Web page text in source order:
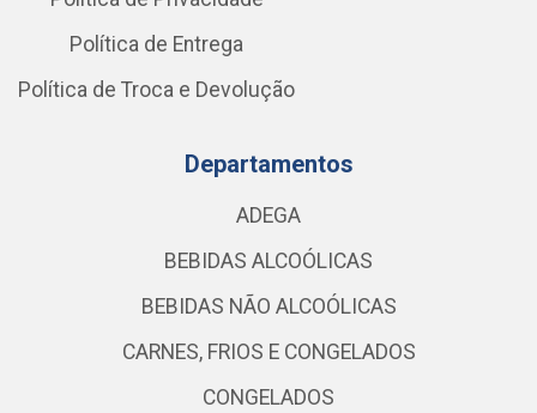
Política de Entrega
Política de Troca e Devolução
Departamentos
ADEGA
BEBIDAS ALCOÓLICAS
BEBIDAS NÃO ALCOÓLICAS
CARNES, FRIOS E CONGELADOS
CONGELADOS